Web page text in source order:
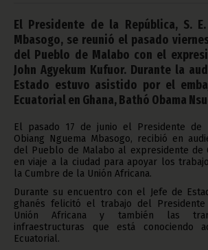
El Presidente de la República, S. E.
Mbasogo, se reunió el pasado
del Pueblo de Malabo con el
John Agyekum Kufuor. Durante la
Estado estuvo asistido por el
Ecuatorial en Ghana, Bathó Obama
El pasado 17 de junio el Presidente de
Obiang Nguema Mbasogo, recibió en
del Pueblo de Malabo al expresidente de
en viaje a la ciudad para apoyar los
la Cumbre de la Unión Africana.
Durante su encuentro con el Jefe de
ghanés felicitó el trabajo del
Unión Africana y también las
infraestructuras que está conociendo
Ecuatorial.